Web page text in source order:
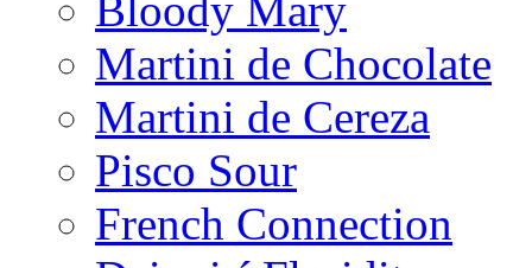
Martini de Chocolate
Martini de Cereza
Pisco Sour
French Connection